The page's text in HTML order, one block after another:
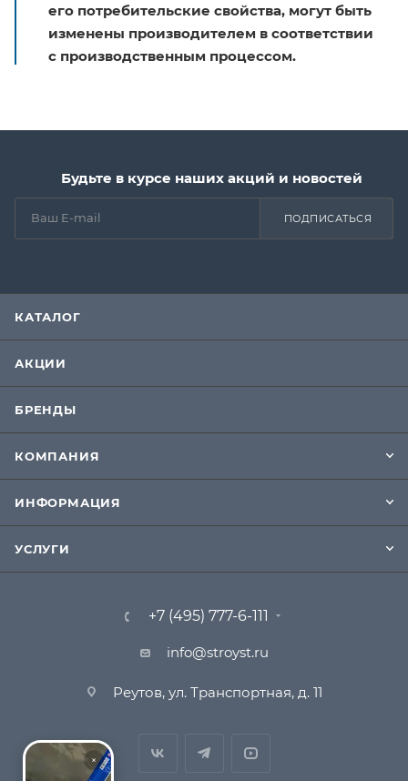
его потребительские свойства, могут быть
изменены производителем в соответствии
с производственным процессом.
Будьте в курсе наших акций и новостей
ПОДПИСАТЬСЯ
КАТАЛОГ
АКЦИИ
БРЕНДЫ
КОМПАНИЯ
ИНФОРМАЦИЯ
УСЛУГИ
+7 (495) 777-6-111
info@stroyst.ru
Реутов, ул. Транспортная, д. 11